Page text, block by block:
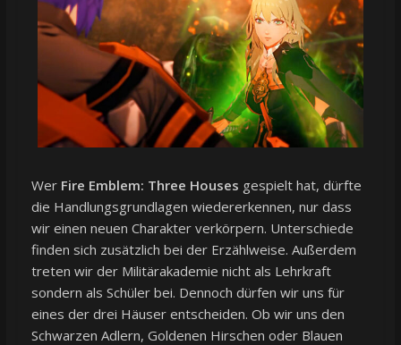
Wer Fire Emblem: Three Houses gespielt hat, dürfte
die Handlungsgrundlagen wiedererkennen, nur dass
wir einen neuen Charakter verkörpern. Unterschiede
finden sich zusätzlich bei der Erzählweise. Außerdem
treten wir der Militärakademie nicht als Lehrkraft
sondern als Schüler bei. Dennoch dürfen wir uns für
eines der drei Häuser entscheiden. Ob wir uns den
Schwarzen Adlern, Goldenen Hirschen oder Blauen